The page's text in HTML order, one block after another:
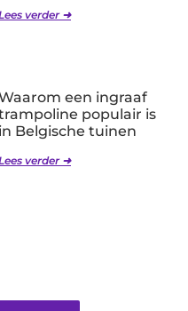
verder ➜
een ingraaf
populair is
in Belgische tuinen
verder ➜